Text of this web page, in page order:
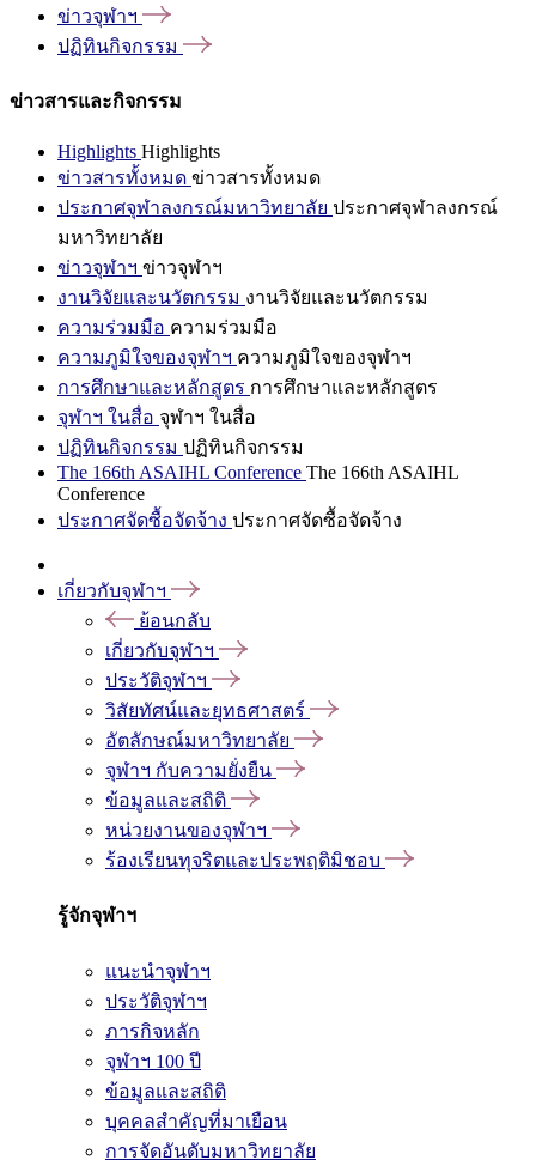
ข่าวจุฬาฯ
ปฏิทินกิจกรรม
ข่าวสารและกิจกรรม
Highlights Highlights
ข่าวสารทั้งหมด ข่าวสารทั้งหมด
ประกาศจุฬาลงกรณ์มหาวิทยาลัย ประกาศจุฬาลงกรณ์
มหาวิทยาลัย
ข่าวจุฬาฯ ข่าวจุฬาฯ
งานวิจัยและนวัตกรรม งานวิจัยและนวัตกรรม
ความร่วมมือ ความร่วมมือ
ความภูมิใจของจุฬาฯ ความภูมิใจของจุฬาฯ
การศึกษาและหลักสูตร การศึกษาและหลักสูตร
จุฬาฯ ในสื่อ จุฬาฯ ในสื่อ
ปฏิทินกิจกรรม ปฏิทินกิจกรรม
The 166th ASAIHL Conference The 166th ASAIHL
Conference
ประกาศจัดซื้อจัดจ้าง ประกาศจัดซื้อจัดจ้าง
เกี่ยวกับจุฬาฯ
ย้อนกลับ
เกี่ยวกับจุฬาฯ
ประวัติจุฬาฯ
วิสัยทัศน์และยุทธศาสตร์
อัตลักษณ์มหาวิทยาลัย
จุฬาฯ กับความยั่งยืน
ข้อมูลและสถิติ
หน่วยงานของจุฬาฯ
ร้องเรียนทุจริตและประพฤติมิชอบ
รู้จักจุฬาฯ
แนะนำจุฬาฯ
ประวัติจุฬาฯ
ภารกิจหลัก
จุฬาฯ 100 ปี
ข้อมูลและสถิติ
บุคคลสำคัญที่มาเยือน
การจัดอันดับมหาวิทยาลัย